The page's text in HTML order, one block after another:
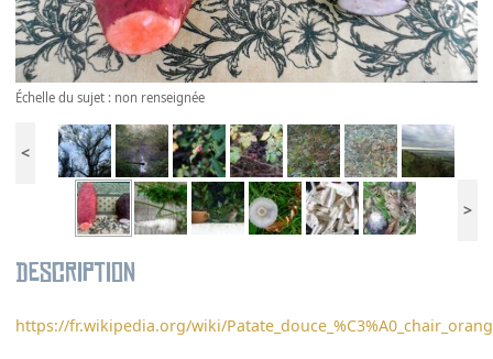
Échelle du sujet : non renseignée
<
>
Description
https://fr.wikipedia.org/wiki/